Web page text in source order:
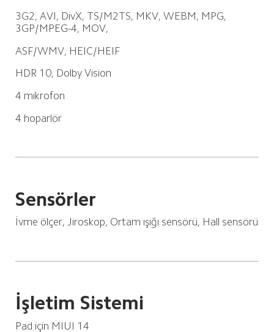
3G2, AVI, DivX, TS/M2TS, MKV, WEBM, MPG,
3GP/MPEG-4, MOV,
ASF/WMV, HEIC/HEIF
HDR 10, Dolby Vision
4 mikrofon
4 hoparlör
Sensörler
İvme ölçer, Jiroskop, Ortam ışığı sensörü, Hall sensörü
İşletim Sistemi
Pad için MIUI 14